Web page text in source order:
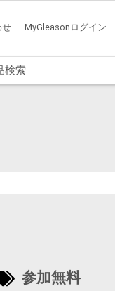
せ MyGleasonログイン
検索
参加無料